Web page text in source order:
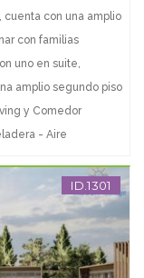
cuenta con una amplio
con familias
uno en suite,
amplio segundo piso
y Comedor
- Aire
ID.1301